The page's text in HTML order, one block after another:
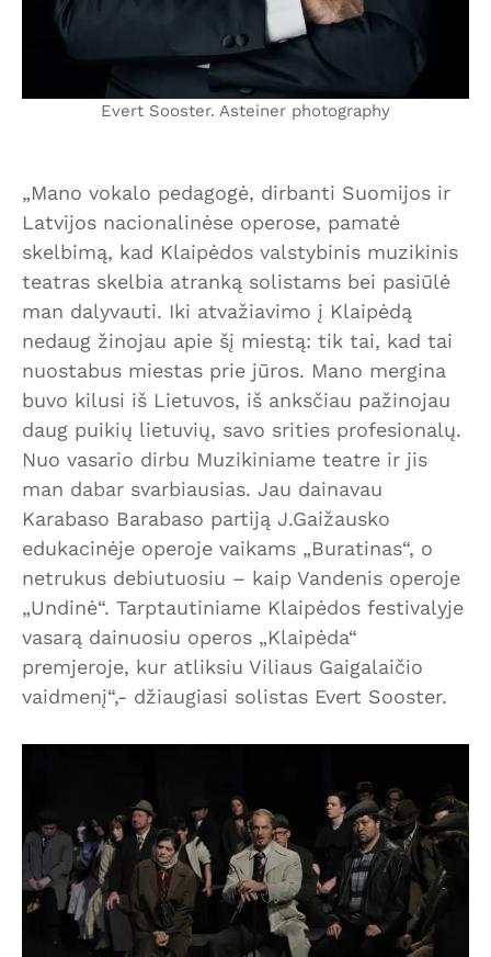
Evert Sooster. Asteiner photography
„Mano vokalo pedagogė, dirbanti Suomijos ir
Latvijos nacionalinėse operose, pamatė
skelbimą, kad Klaipėdos valstybinis muzikinis
teatras skelbia atranką solistams bei pasiūlė
man dalyvauti. Iki atvažiavimo į Klaipėdą
nedaug žinojau apie šį miestą: tik tai, kad tai
nuostabus miestas prie jūros. Mano mergina
buvo kilusi iš Lietuvos, iš anksčiau pažinojau
daug puikių lietuvių, savo srities profesionalų.
Nuo vasario dirbu Muzikiniame teatre ir jis
man dabar svarbiausias. Jau dainavau
Karabaso Barabaso partiją J.Gaižausko
edukacinėje operoje vaikams „Buratinas“, o
netrukus debiutuosiu – kaip Vandenis operoje
„Undinė“. Tarptautiniame Klaipėdos festivalyje
vasarą dainuosiu operos „Klaipėda“
premjeroje, kur atliksiu Viliaus Gaigalaičio
vaidmenį“,- džiaugiasi solistas Evert Sooster.